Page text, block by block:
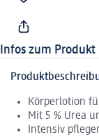
Infos zum Produkt
Körperlotion
Mit 5 % Urea
Intensiv